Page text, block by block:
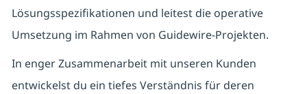
Lösungsspezifikationen und leitest die operative
Umsetzung im Rahmen von Guidewire‑Projekten.
In enger Zusammenarbeit mit unseren Kunden
entwickelst du ein tiefes Verständnis für deren